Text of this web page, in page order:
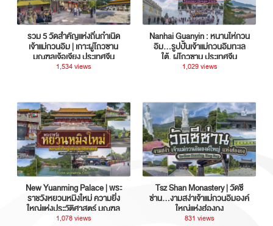
รวม 5 วัดสำคัญแห่งถิ่นกำเนิด
เจ้าแม่กวนอิม | เกาะผู่โถวซาน
มณฑลเจ้อเจียง ประเทศจีน
1,534 views
Nanhai Guanyin : หนานไห่กวน
อิม...รูปปั้นเจ้าแม่กวนอิมทะเล
ใต้, ผู่โถวซาน ประเทศจีน
1,029 views
New Yuanming Palace | พระ
ราชวังหยวนหมิงใหม่ ความยิ่ง
ใหญ่แห่งประวัติศาสตร์ มณฑล
กวางตุ้ง ประเทศจีน
1,078 views
Tsz Shan Monastery | วัดซี
ซ่าน…งามสง่าเจ้าแม่กวนอิมองค์
ใหญ่แห่งฮ่องกง
831 views